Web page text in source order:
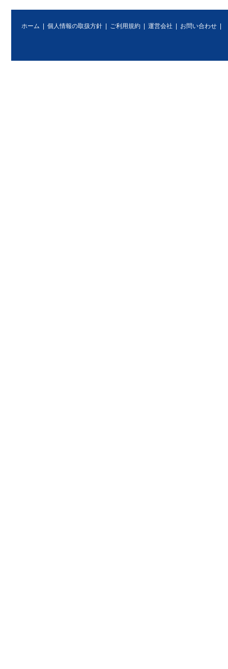
ホーム 個人情報の取扱方針 ご利用規約 運営会社 お問い合わせ